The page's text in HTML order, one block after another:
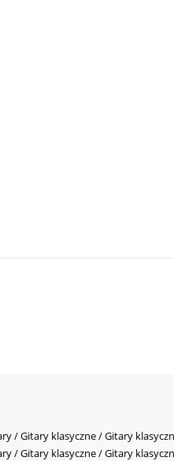
/ Gitary klasyczne / Gitary
/ Gitary klasyczne / Gitary